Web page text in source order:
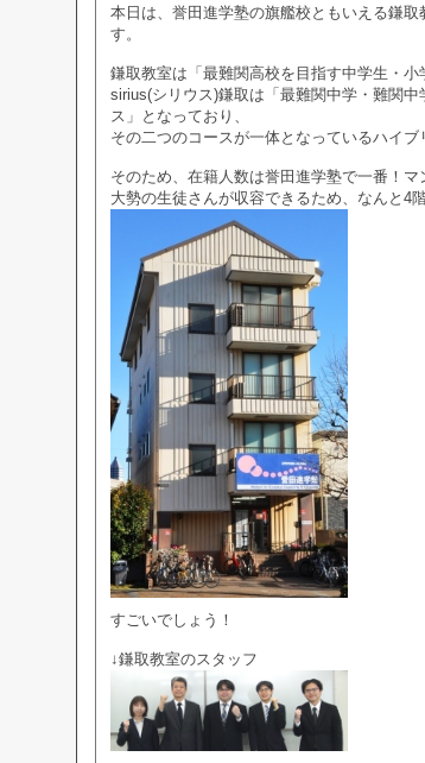
本日は、誉田進学塾の旗艦校ともいえる鎌
す。
鎌取教室は「最難関高校を目指す中学生・小
sirius(シリウス)鎌取は「最難関中学・難関
ス」となっており、
その二つのコースが一体となっているハイブ
そのため、在籍人数は誉田進学塾で一番！マ
大勢の生徒さんが収容できるため、なんと4
すごいでしょう！
↓鎌取教室のスタッフ